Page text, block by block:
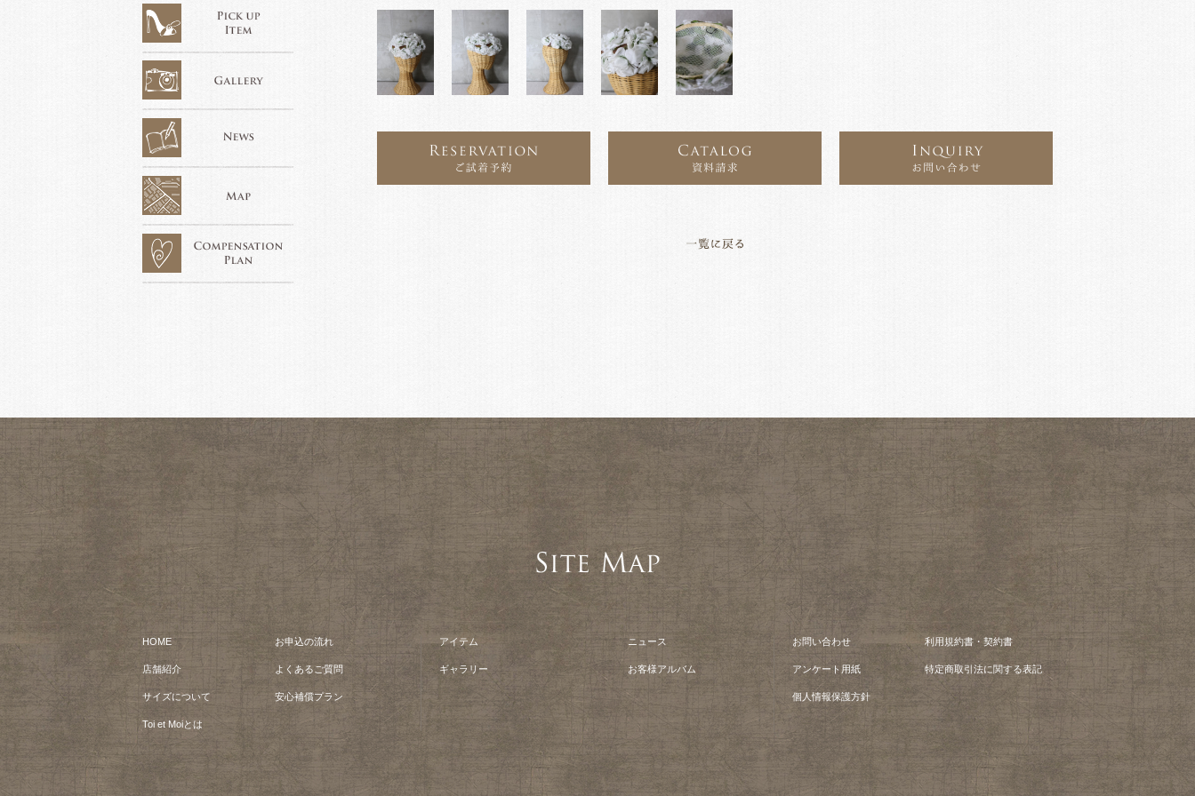
HOME
店舗紹介
サイズについて
Toi et Moiとは
お申込の流れ
よくあるご質問
安心補償プラン
アイテム
ギャラリー
ニュース
お客様アルバム
お問い合わせ
アンケート用紙
個人情報保護方針
利用規約書・契約書
特定商取引法に関する表記